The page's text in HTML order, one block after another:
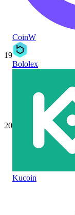
CoinW
19
Bololex
20
Kucoin